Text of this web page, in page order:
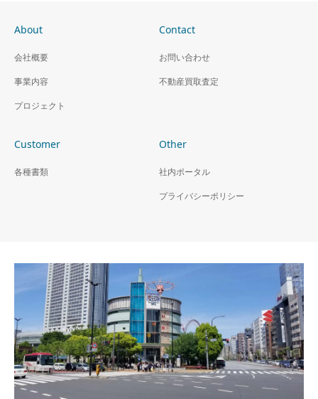
端
About
会社概要
事業内容
プロジェクト
Contact
お問い合わせ
不動産買取査定
Customer
各種書類
Other
社内ポータル
プライバシーポリシー